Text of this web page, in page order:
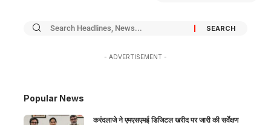
- ADVERTISEMENT -
Popular News
करंदलाजे ने एमएसएमई डिजिटल खरीद पर जारी की सर्वेक्षण